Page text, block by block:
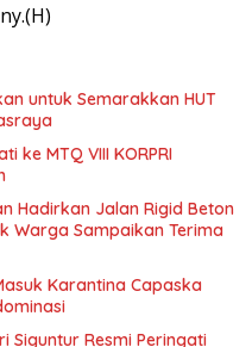
untuk Semarakkan HUT
ke MTQ VIII KORPRI
Hadirkan Jalan Rigid Beton
Warga Sampaikan Terima
Karantina Capaska
Siguntur Resmi Peringati